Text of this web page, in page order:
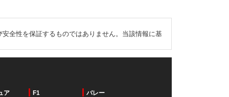
全性を保証するものではありません。当該情報に基
ア F1 バレー